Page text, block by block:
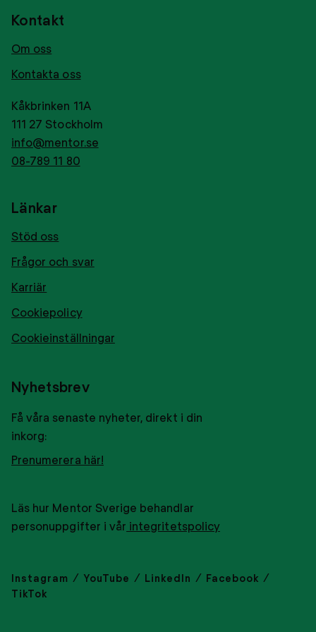
Kontakt
Om oss
Kontakta oss
Kåkbrinken 11A
111 27 Stockholm
info@mentor.se
08-789 11 80
Länkar
Stöd oss
Frågor och svar
Karriär
Cookiepolicy
Cookieinställningar
Nyhetsbrev
Få våra senaste nyheter, direkt i din
inkorg:
Prenumerera här!
Läs hur Mentor Sverige behandlar
personuppgifter i vår integritetspolicy
Instagram YouTube LinkedIn
Facebook
TikTok